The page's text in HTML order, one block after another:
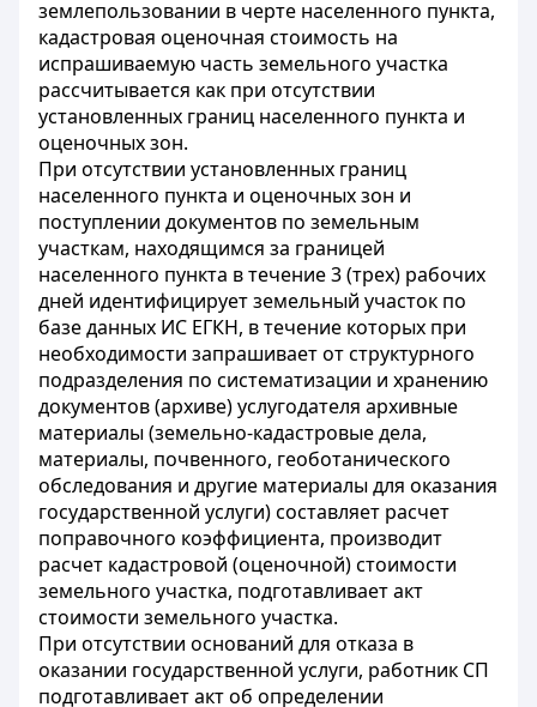
землепользовании в черте населенного пункта,
кадастровая оценочная стоимость на
испрашиваемую часть земельного участка
рассчитывается как при отсутствии
установленных границ населенного пункта и
оценочных зон.
При отсутствии установленных границ
населенного пункта и оценочных зон и
поступлении документов по земельным
участкам, находящимся за границей
населенного пункта в течение 3 (трех) рабочих
дней идентифицирует земельный участок по
базе данных ИС ЕГКН, в течение которых при
необходимости запрашивает от структурного
подразделения по систематизации и хранению
документов (архиве) услугодателя архивные
материалы (земельно-кадастровые дела,
материалы, почвенного, геоботанического
обследования и другие материалы для оказания
государственной услуги) составляет расчет
поправочного коэффициента, производит
расчет кадастровой (оценочной) стоимости
земельного участка, подготавливает акт
стоимости земельного участка.
При отсутствии оснований для отказа в
оказании государственной услуги, работник СП
подготавливает акт об определении